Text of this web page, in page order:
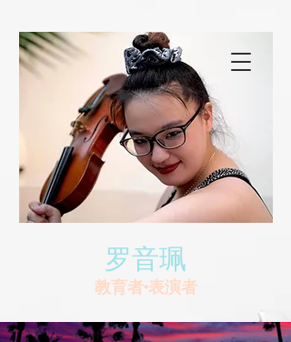
罗音珮
教育者•表演者